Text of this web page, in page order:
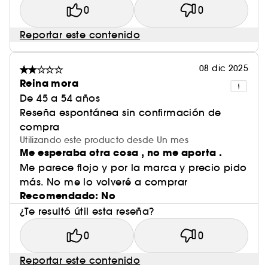
0 0
Reportar este contenido
08 dic 2025
Reina mora
De 45 a 54 años
Reseña espontánea sin confirmación de
compra
Utilizando este producto desde Un mes
Me esperaba otra cosa , no me aporta .
Me parece flojo y por la marca y precio pido
más. No me lo volveré a comprar
Recomendado: No
¿Te resultó útil esta reseña?
0 0
Reportar este contenido